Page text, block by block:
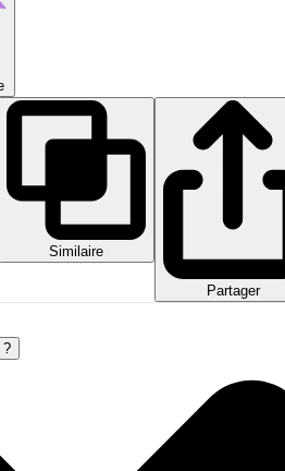
Similaire
Partager
?